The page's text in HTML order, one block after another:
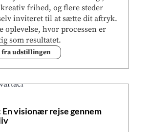
frihed, og flere steder
inviteret til at sætte dit aftryk.
oplevelse, hvor processen er
som resultatet.
fra udstillingen
visionær rejse gennem